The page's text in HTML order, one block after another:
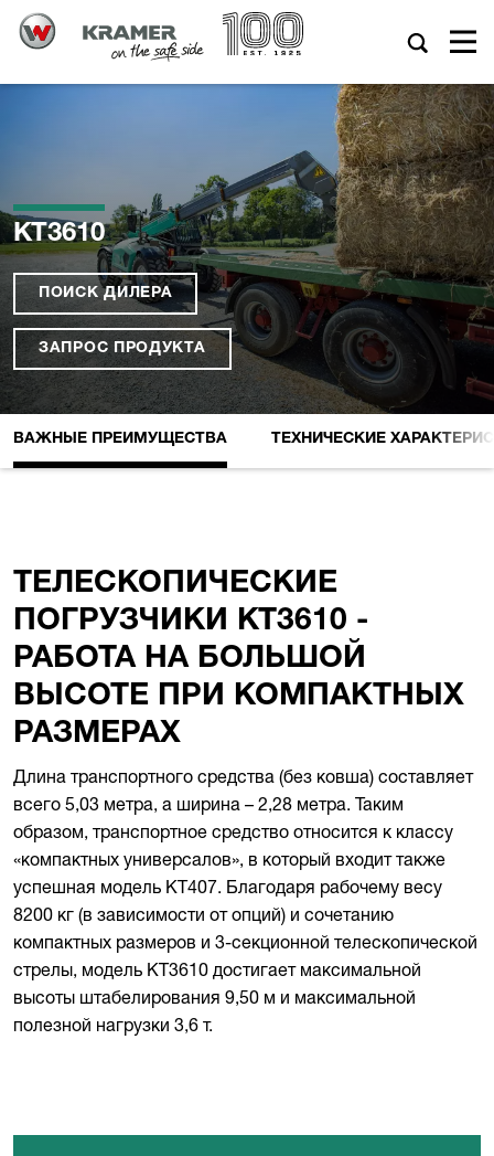
KT3610
ПОИСК ДИЛЕРА
ЗАПРОС ПРОДУКТА
ВАЖНЫЕ ПРЕИМУЩЕСТВА ТЕХНИЧЕСКИЕ
ТЕЛЕСКОПИЧЕСКИЕ
ПОГРУЗЧИКИ KT3610 -
РАБОТА НА БОЛЬШОЙ
ВЫСОТЕ ПРИ КОМПАКТНЫХ
РАЗМЕРАХ
Длина транспортного средства (без ковша) составляет
всего 5,03 метра, а ширина – 2,28 метра. Таким
образом, транспортное средство относится к классу
«компактных универсалов», в который входит также
успешная модель KT407. Благодаря рабочему весу
8200 кг (в зависимости от опций) и сочетанию
компактных размеров и 3-секционной телескопической
стрелы, модель KT3610 достигает максимальной
высоты штабелирования 9,50 м и максимальной
полезной нагрузки 3,6 т.